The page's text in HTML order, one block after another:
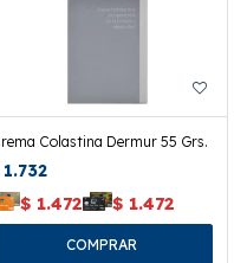
Colastina Dermur 55 Grs.
1.732
$ 1.472 $ 1.472